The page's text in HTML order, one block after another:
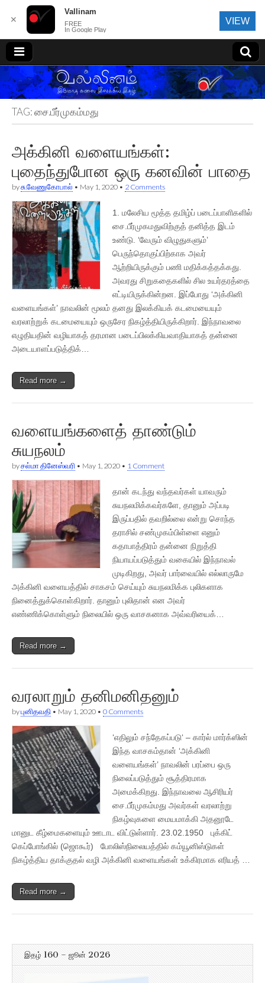
வல்லினம்
TAG:சை.பீர்முகம்மது
அக்கினி வளையங்கள்:
புதைந்துபோன ஒரு கனவின் பாதை
byசு.வேணுகோபால் • May 1, 2020 • 2 Comments
1. மலேசிய மூத்த தமிழ்ப் படைப்பாளிகளில்
சை.பீர்முகமதுவிற்குத் தனித்த இடம்
உண்டு. ‘வேரும் விழுதுகளும்’
பெருந்தொகுப்பிற்காக அவர்
ஆற்றியிருக்கும் பணி மதிக்கத்தக்கது.
அவரது சிறுகதைகளில் சில உயர்தரத்தை
எட்டியிருக்கின்றன. இப்போது ‘அக்கினி
வளையங்கள்’ நாவலின் மூலம் தனது இலக்கியக் கடமையையும்
வரலாற்றுக் கடமையையும் ஒருசேர நிகழ்த்தியிருக்கிறார். இந்நாவலை
எழுதியதின் வழியாகத் தரமான படைப்பிலக்கியவாதியாகத் தன்னை
அடையாளப்படுத்திக்…
Read more →
வளையங்களைத் தாண்டும்
சுயநலம்
byசல்மா தினேஸ்வரி • May 1, 2020 • 1 Comment
தான் கடந்து வந்தவர்கள் யாவரும்
சுயநலமிக்கவர்களே, தானும் அப்படி
இருப்பதில் தவறில்லை என்று சொந்த
தராசில் சண்முகம்பிள்ளை எனும்
கதாபாத்திரம் தன்னை நிறுத்தி
நியாயப்படுத்தும் வகையில் இந்நாவல்
முடிகிறது, அவர் பார்வையில் எல்லாருமே
அக்கினி வளையத்தில் சாகசம் செய்யும் சுயநலமிக்க புலிகளாக
நினைத்துக்கொள்கிறார். தானும் புலிதான் என அவர்
எண்ணிக்கொள்ளும் நிலையில் ஒரு வாசகனாக அவ்வரியைக்…
Read more →
வரலாறும் தனிமனிதனும்
byபுனிதவதி • May 1, 2020 • 0 Comments
‘எதிலும் சந்தேகப்படு‘ – கார்ல் மார்க்ஸின்
இந்த‌ வாசகம்தான் ‘அக்கினி
வளையங்கள்’ நாவலின் பரப்பை ஒரு
நிலைப்படுத்தும் சூத்திரமாக
அமைக்கிறது. இந்நாவலை ஆசிரியர்
சை.பீர்முகம்மது அவர்கள் வரலாற்று
நிகழ்வுகளை மையமாக்கி அதனூடே
மானுட கீழ்மைகளையும் ஊடாட விட்டுள்ளார். 23.02.1950 புக்கிட்
கெப்போங்கில் (ஜொகூர்) போலிஸ்நிலையத்தில் கம்யூனிஸ்டுகள்
நிகழ்த்திய தாக்குதல் வழி அக்கினி வளையங்கள் உக்கிரமாக எரியத் …
Read more →
இதழ் 160 – ஜூன் 2026
✕
Vallinam
FREE
In Google Play
VIEW